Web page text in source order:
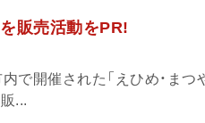
販売活動をPR!
で開催された「えひめ・まつ
...